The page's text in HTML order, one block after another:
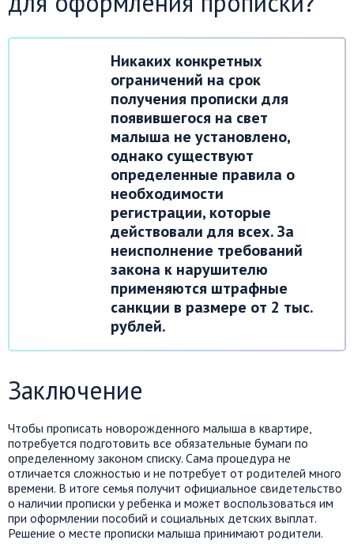
Никаких конкретных
ограничений на срок
получения прописки для
появившегося на свет
малыша не установлено,
однако существуют
определенные правила о
необходимости
регистрации, которые
действовали для всех. За
неисполнение требований
закона к нарушителю
применяются штрафные
санкции в размере от 2 тыс.
рублей.
Заключение
Чтобы прописать новорожденного малыша в квартире,
потребуется подготовить все обязательные бумаги по
определенному законом списку. Сама процедура не
отличается сложностью и не потребует от родителей много
времени. В итоге семья получит официальное свидетельство
о наличии прописки у ребенка и может воспользоваться им
при оформлении пособий и социальных детских выплат.
Решение о месте прописки малыша принимают родители.